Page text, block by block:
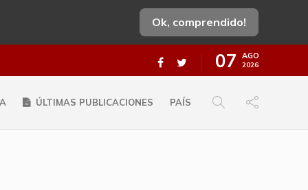
Ok, comprendido!
07 AGO
2026
ÚLTIMAS PUBLICACIONES PAÍS